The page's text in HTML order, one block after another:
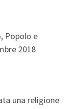
Popolo e
2018
una religione